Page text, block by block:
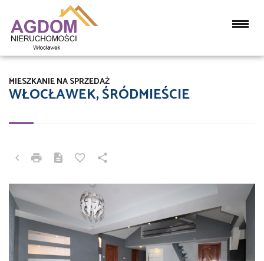
WŁOCŁAWEK, ŚRÓDMIEŚCIE
MIESZKANIE NA SPRZEDAŻ